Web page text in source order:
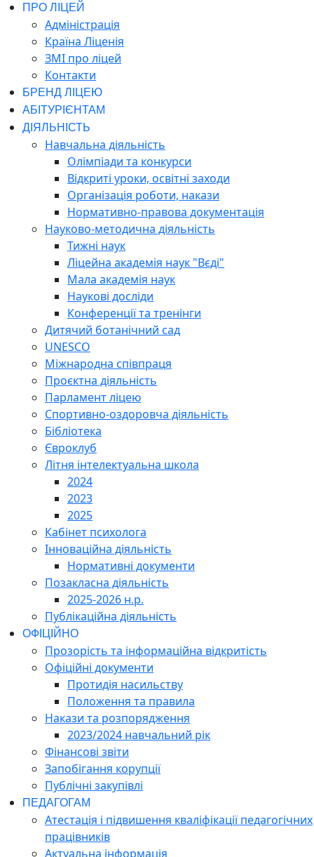
ПРО ЛІЦЕЙ
Адміністрація
Країна Ліценія
ЗМІ про ліцей
Контакти
БРЕНД ЛІЦЕЮ
АБІТУРІЄНТАМ
ДІЯЛЬНІСТЬ
Навчальна діяльність
Олімпіади та конкурси
Відкриті уроки, освітні заходи
Організація роботи, накази
Нормативно-правова документація
Науково-методична діяльність
Тижні наук
Ліцейна академія наук "Вєді"
Мала академія наук
Наукові досліди
Конференції та тренінги
Дитячий ботанічний сад
UNESCO
Міжнародна співпраця
Проєктна діяльність
Парламент ліцею
Спортивно-оздоровча діяльність
Бібліотека
Євроклуб
Літня інтелектуальна школа
2024
2023
2025
Кабінет психолога
Інноваційна діяльність
Нормативні документи
Позакласна діяльність
2025-2026 н.р.
Публікаційна діяльність
ОФІЦІЙНО
Прозорість та інформаційна відкритість
Офіційні документи
Протидія насильству
Положення та правила
Накази та розпорядження
2023/2024 навчальний рік
Фінансові звіти
Запобігання корупції
Публічні закупівлі
ПЕДАГОГАМ
Атестація і підвишення кваліфікації педагогічних
працівників
Актуальна інформація